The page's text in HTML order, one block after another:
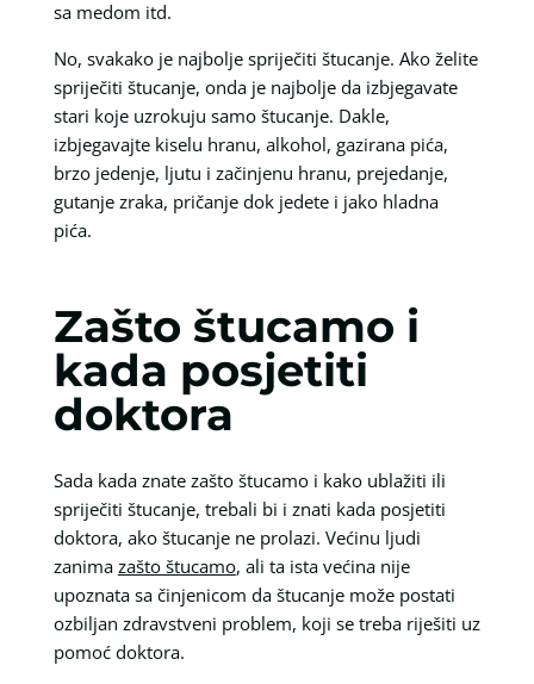
sa medom itd.
No, svakako je najbolje spriječiti štucanje. Ako želite
spriječiti štucanje, onda je najbolje da izbjegavate
stari koje uzrokuju samo štucanje. Dakle,
izbjegavajte kiselu hranu, alkohol, gazirana pića,
brzo jedenje, ljutu i začinjenu hranu, prejedanje,
gutanje zraka, pričanje dok jedete i jako hladna
pića.
Zašto štucamo i
kada posjetiti
doktora
Sada kada znate zašto štucamo i kako ublažiti ili
spriječiti štucanje, trebali bi i znati kada posjetiti
doktora, ako štucanje ne prolazi. Većinu ljudi
zanima zašto štucamo, ali ta ista većina nije
upoznata sa činjenicom da štucanje može postati
ozbiljan zdravstveni problem, koji se treba riješiti uz
pomoć doktora.